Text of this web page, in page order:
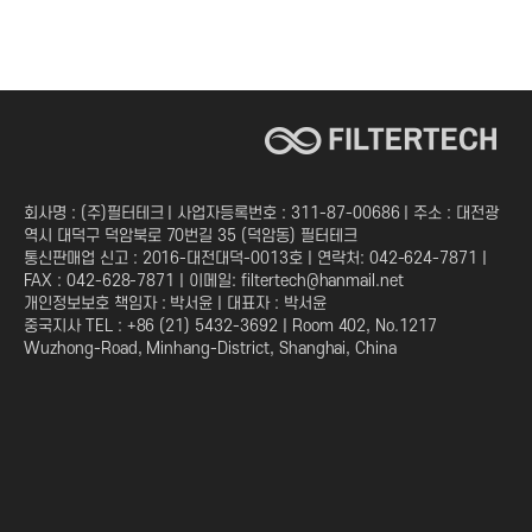
회사명 : (주)필터테크 | 사업자등록번호 : 311-87-00686 | 주소 : 대전광
역시 대덕구 덕암북로 70번길 35 (덕암동) 필터테크
통신판매업 신고 : 2016-대전대덕-0013호 | 연락처: 042-624-7871 |
FAX : 042-628-7871 | 이메일: filtertech@hanmail.net
개인정보보호 책임자 : 박서윤 | 대표자 : 박서윤
중국지사 TEL : +86 (21) 5432-3692 | Room 402, No.1217
Wuzhong-Road, Minhang-District, Shanghai, China